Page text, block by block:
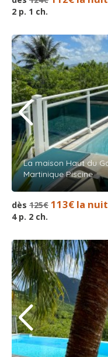
2 p. 1 ch.
La maison Haut du
Martinique Piscine
dès 125€ 113€ la nuit
4 p. 2 ch.